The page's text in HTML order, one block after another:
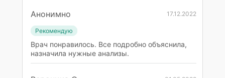
Анонимно 17.12.2022
Рекомендую
Врач понравилось. Все подробно объяснила,
назначила нужные анализы.